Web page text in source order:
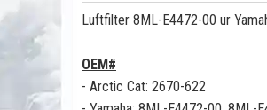
Luftfilter 8ML-E4472-00 ur
OEM#
- Arctic Cat: 2670-622